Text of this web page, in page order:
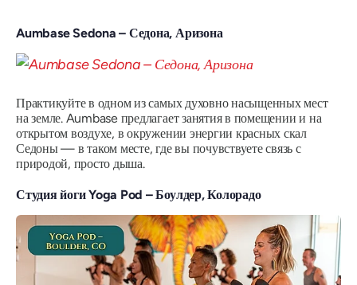
Aumbase Sedona – Седона, Аризона
Практикуйте в одном из самых духовно насыщенных мест
на земле. Aumbase предлагает занятия в помещении и на
открытом воздухе, в окружении энергии красных скал
Седоны — в таком месте, где вы почувствуетесвязь с
природой, просто дыша.
Студия йоги Yoga Pod – Боулдер, Колорадо